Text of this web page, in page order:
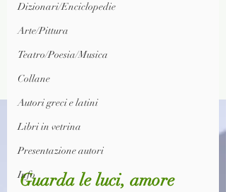
Dizionari/Enciclopedie
Arte/Pittura
Teatro/Poesia/Musica
Collane
Autori greci e latini
Libri in vetrina
Presentazione autori
Info
Guarda le luci, amore